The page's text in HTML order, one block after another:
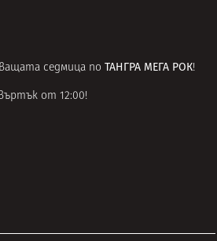
седмица по ТАНГРА МЕГА РОК!
от 12:00!